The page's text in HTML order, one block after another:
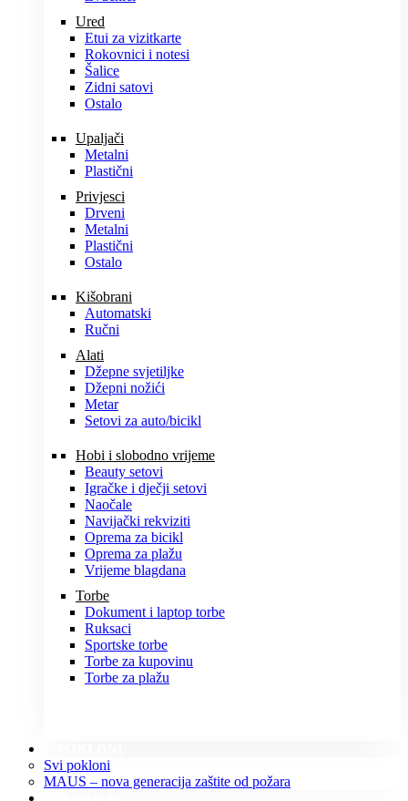
Ured
Etui za vizitkarte
Rokovnici i notesi
Šalice
Zidni satovi
Ostalo
Upaljači
Metalni
Plastični
Privjesci
Drveni
Metalni
Plastični
Ostalo
Kišobrani
Automatski
Ručni
Alati
Džepne svjetiljke
Džepni nožići
Metar
Setovi za auto/bicikl
Hobi i slobodno vrijeme
Beauty setovi
Igračke i dječji setovi
Naočale
Navijački rekviziti
Oprema za bicikl
Oprema za plažu
Vrijeme blagdana
Torbe
Dokument i laptop torbe
Ruksaci
Sportske torbe
Torbe za kupovinu
Torbe za plažu
Svi pokloni
MAUS – nova generacija zaštite od požara